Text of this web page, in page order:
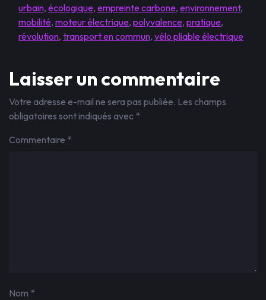
urbain, écologique, empreinte carbone, environnement,
mobilité, moteur électrique, polyvalence, pratique,
révolution, transport en commun, vélo pliable électrique
Laisser un commentaire
Votre adresse e-mail ne sera pas publiée. Les champs
obligatoires sont indiqués avec *
Commentaire *
Nom *